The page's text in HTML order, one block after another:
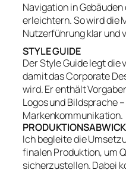
Navigation in
erleichtern. So wird die
Nutzerführung klar und
STYLE GUIDE
Der Style Guide legt
damit das Corporate
wird. Er enthält
Logos und Bildsprache
Markenkommunikation.
Ich begleite die
finalen Produktion, um
sicherzustellen. Dabei